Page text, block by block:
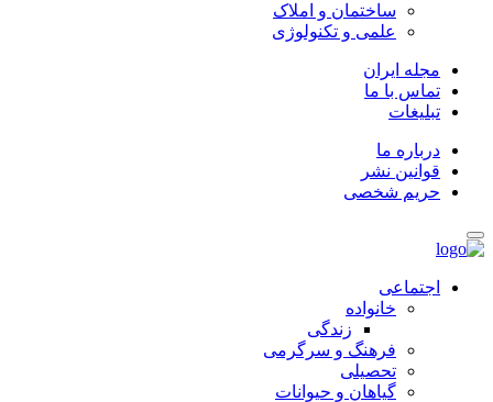
ساختمان و املاک
علمی و تکنولوژی
مجله ایران
تماس با ما
تبلیغات
درباره ما
قوانین نشر
حریم شخصی
اجتماعی
خانواده
زندگی
فرهنگ و سرگرمی
تحصیلی
گیاهان و حیوانات